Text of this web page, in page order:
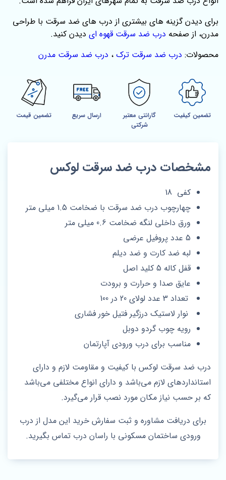
برای دیدن گزینه‌ های بیشتری از درب‌ های ضد سرقت با طراحی
مدرن، از صفحه‌ درب ضد سرقت قهوه ای دیدن کنید.
محصولات: درب ضد سرقت ترک ، درب ضد سرقت مدرن
تضمین کیفیت
گارانتی معتبر
شرکتی
ارسال سریع تضمین قیمت
مشخصات درب ضد سرقت لوکس
کفی 18
چهارچوب درب ضد سرقت با ضخامت 1.5 میلی متر
ورق داخلی لنگه ضخامت 0.6 میلی متر
5 عدد پروفیل عرضی
لبه ضد کارت و ضد دیلم
قفل کاله 5 کلید اصل
عایق صدا و حرارت و برودت
تعداد 3 عدد لولای 20 در 100
نوار لاستیک درزگیر فتیل خور فشاری
رویه چوب گردو دوبل
مناسب برای درب ورودی آپارتمان
درب ضد سرقت لوکس با کیفیت و مقاومت لازم و دارای
استانداردهای لازم می‌باشد و دارای انواع مختلفی می‌باشد
که بر حسب نیاز مکان مورد نصب قرار می‌گیرد.
برای دریافت مشاوره و ثبت سفارش خرید این مدل از درب
ورودی ساختمان مسکونی با راسان درب تماس بگیرید.